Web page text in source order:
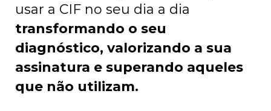
usar a CIF no seu dia a dia
transformando o seu
diagnóstico, valorizando a sua
assinatura e superando aqueles
que não utilizam.